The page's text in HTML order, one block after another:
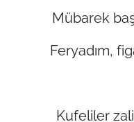
Mübarek
Feryadım,
Kufeliler